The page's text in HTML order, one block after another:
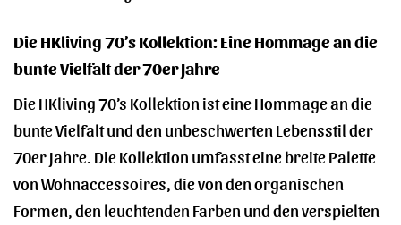
Die HKliving 70’s Kollektion: Eine Hommage an die
bunte Vielfalt der 70er Jahre
Die HKliving 70’s Kollektion ist eine Hommage an die
bunte Vielfalt und den unbeschwerten Lebensstil der
70er Jahre. Die Kollektion umfasst eine breite Palette
von Wohnaccessoires, die von den organischen
Formen, den leuchtenden Farben und den verspielten